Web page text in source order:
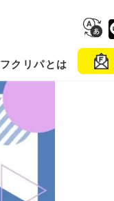
フクリパとは